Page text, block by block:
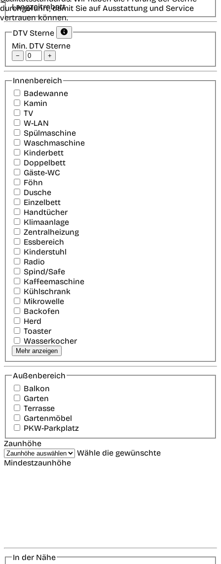
Langzeitrabatt
DTV Sterne
Min. DTV Sterne
− +
durchgeführt, damit Sie auf Ausstattung und Service
vertrauen können.
Innenbereich
Badewanne
Kamin
TV
W-LAN
Spülmaschine
Waschmaschine
Kinderbett
Doppelbett
Gäste-WC
Föhn
Dusche
Einzelbett
Handtücher
Klimaanlage
Zentralheizung
Essbereich
Kinderstuhl
Radio
Spind/Safe
Kaffeemaschine
Kühlschrank
Mikrowelle
Backofen
Herd
Toaster
Wasserkocher
Mehr anzeigen
Außenbereich
Balkon
Garten
Terrasse
Gartenmöbel
PKW-Parkplatz
Zaunhöhe
Wähle die gewünschte
Mindestzaunhöhe
In der Nähe